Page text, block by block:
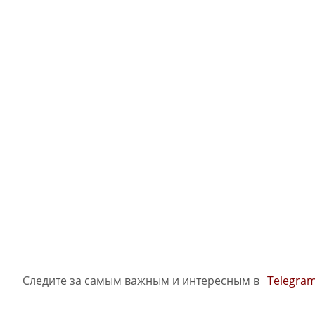
Следите за самым важным и интересным в